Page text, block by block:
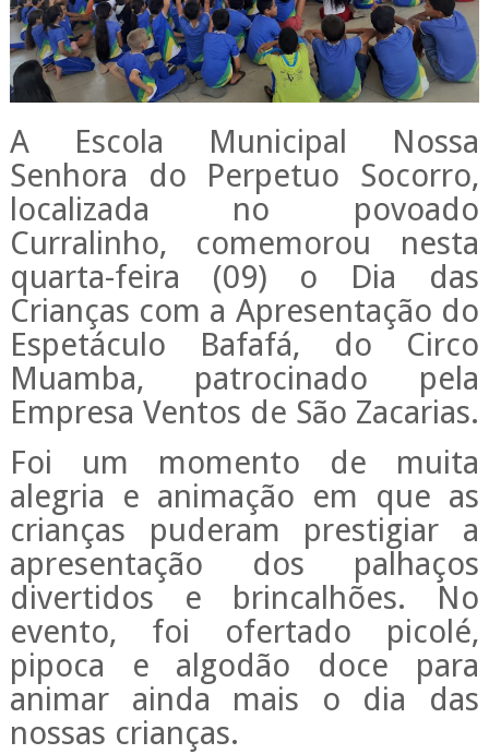
A Escola Municipal Nossa
Senhora do Perpetuo Socorro,
localizada no povoado
Curralinho, comemorou nesta
quarta-feira (09) o Dia das
Crianças com a Apresentação do
Espetáculo Bafafá, do Circo
Muamba, patrocinado pela
Empresa Ventos de São Zacarias.
Foi um momento de muita
alegria e animação em que as
crianças puderam prestigiar a
apresentação dos palhaços
divertidos e brincalhões. No
evento, foi ofertado picolé,
pipoca e algodão doce para
animar ainda mais o dia das
nossas crianças.